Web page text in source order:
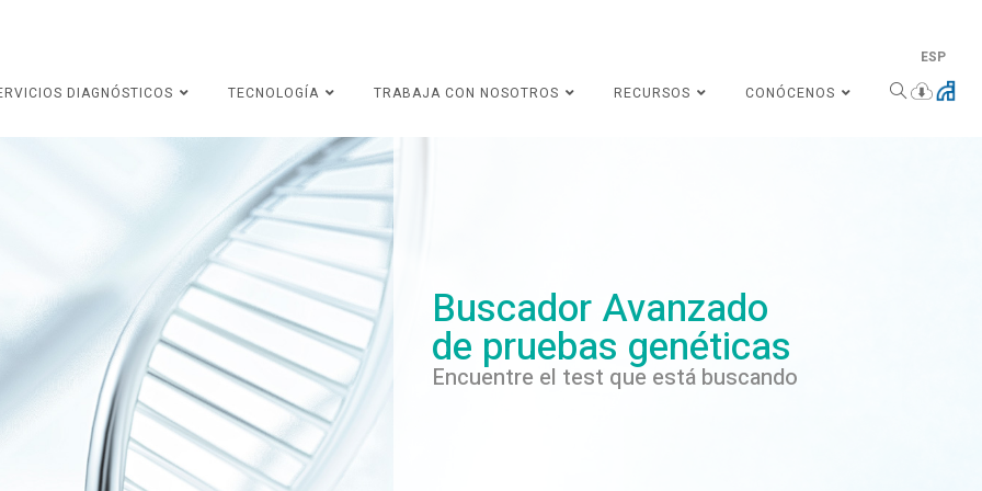
ESP
DIAGNÓSTICOS
TECNOLOGÍA TRABAJA CON NOSOTROS RECURSOS CONÓCENOS
Buscador Avanzado
de pruebas genéticas
Encuentre el test que está buscando